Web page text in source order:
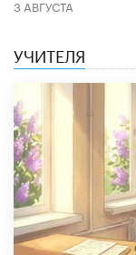
3 АВГУСТА
УЧИТЕЛЯ